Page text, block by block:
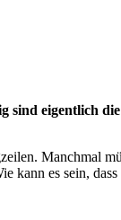
eigentlich
Manchmal
kann es sein,